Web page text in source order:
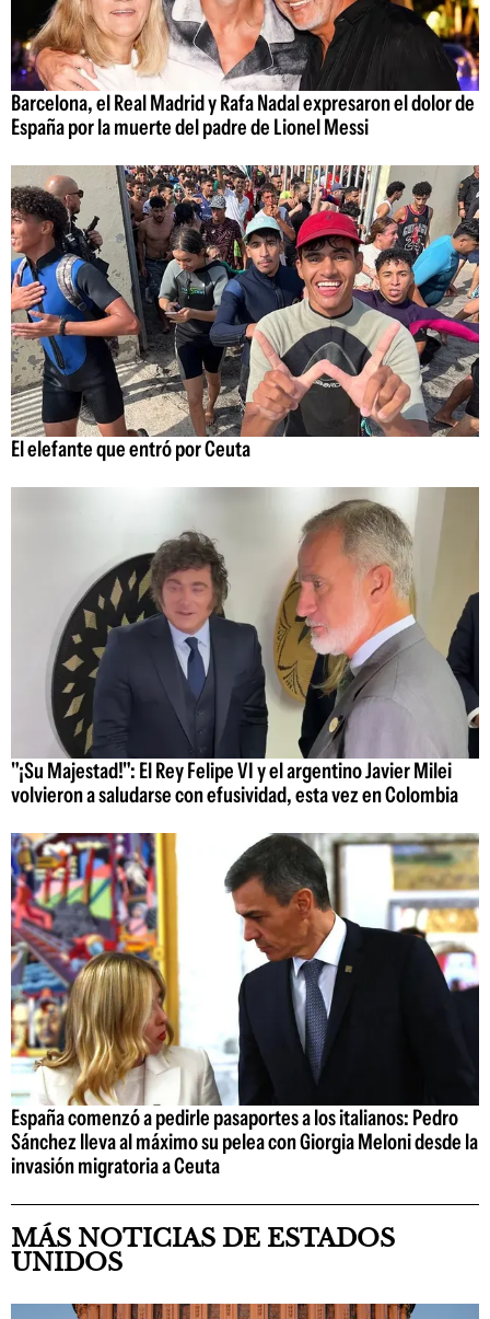
Barcelona, el Real Madrid y Rafa Nadal expresaron el dolor de
España por la muerte del padre de Lionel Messi
El elefante que entró por Ceuta
"¡Su Majestad!": El Rey Felipe VI y el argentino Javier Milei
volvieron a saludarse con efusividad, esta vez en Colombia
España comenzó a pedirle pasaportes a los italianos: Pedro
Sánchez lleva al máximo su pelea con Giorgia Meloni desde la
invasión migratoria a Ceuta
MÁS NOTICIAS DE ESTADOS
UNIDOS